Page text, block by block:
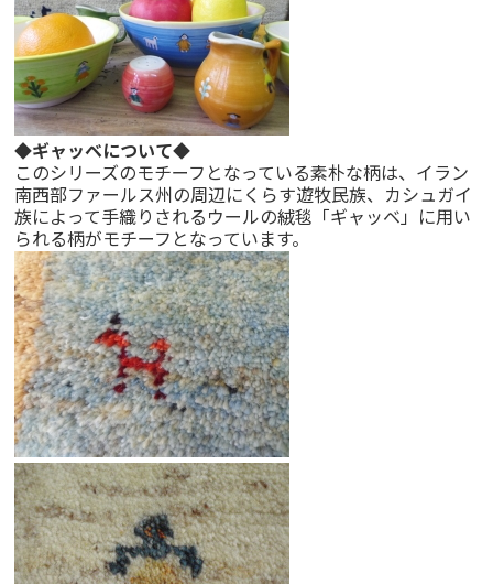
◆ギャッベについて◆
このシリーズのモチーフとなっている素朴な柄は、イラン
南西部ファールス州の周辺にくらす遊牧民族、カシュガイ
族によって手織りされるウールの絨毯「ギャッベ」に用い
られる柄がモチーフとなっています。